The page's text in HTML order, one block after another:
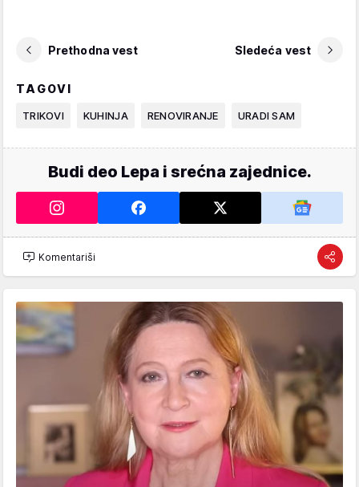
Prethodna vest Sledeća vest
TAGOVI
TRIKOVI KUHINJA RENOVIRANJE URADI SAM
Budi deo Lepa i srećna zajednice.
Komentariši